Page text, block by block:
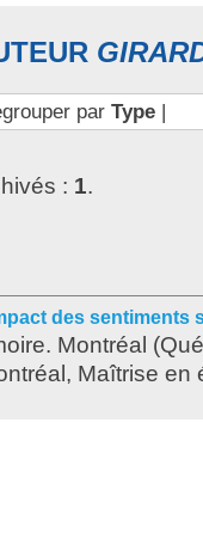
par Type|
: 1.
des sentiments
Montréal
Maîtrise en